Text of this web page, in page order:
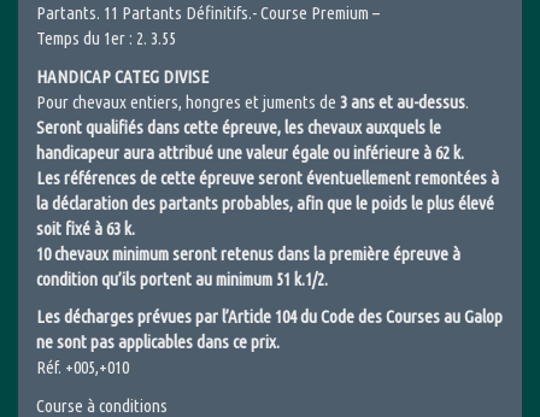
Partants. 11 Partants Définitifs.- Course Premium –
Temps du 1er : 2. 3.55
HANDICAP CATEG DIVISE
Pour chevaux entiers, hongres et juments de 3 ans et au-dessus.
Seront qualifiés dans cette épreuve, les chevaux auxquels le
handicapeur aura attribué une valeur égale ou inférieure à 62 k.
Les références de cette épreuve seront éventuellement remontées à
la déclaration des partants probables, afin que le poids le plus élevé
soit fixé à 63 k.
10 chevaux minimum seront retenus dans la première épreuve à
condition qu’ils portent au minimum 51 k.1/2.
Les décharges prévues par l’Article 104 du Code des Courses au Galop
ne sont pas applicables dans ce prix.
Réf. +005,+010
Course à conditions